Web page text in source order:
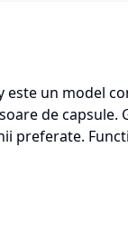
este un model
de
preferate.
sec